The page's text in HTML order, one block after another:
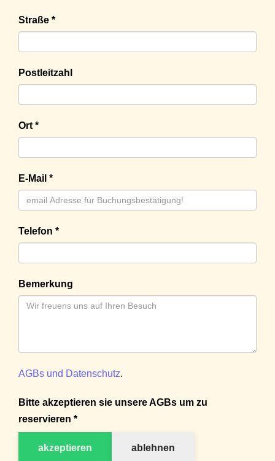
Straße *
Postleitzahl
Ort *
E-Mail *
Telefon *
Bemerkung
AGBs und Datenschutz.
Bitte akzeptieren sie unsere AGBs um zu
reservieren *
akzeptieren ablehnen